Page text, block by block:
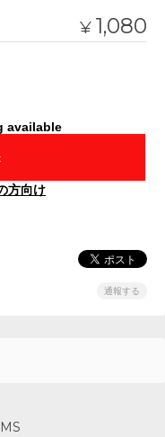
¥ 1,080
available
方向け
通報する